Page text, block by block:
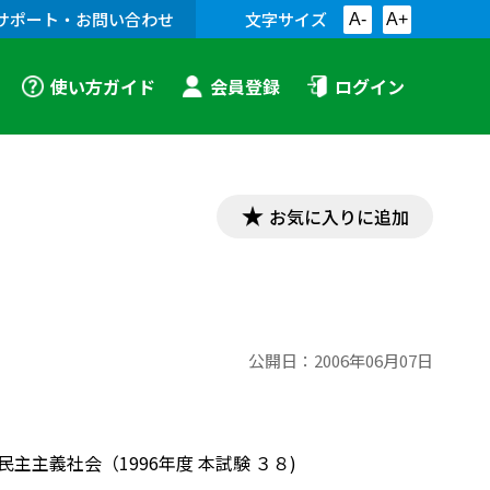
ポート・お問い合わせ 文字サイズ A- A+
使い方ガイド 会員登録 ログイン
お気に入りに追加
公開日： 2006年06月07日
主義社会（1996年度 本試験 ３８)